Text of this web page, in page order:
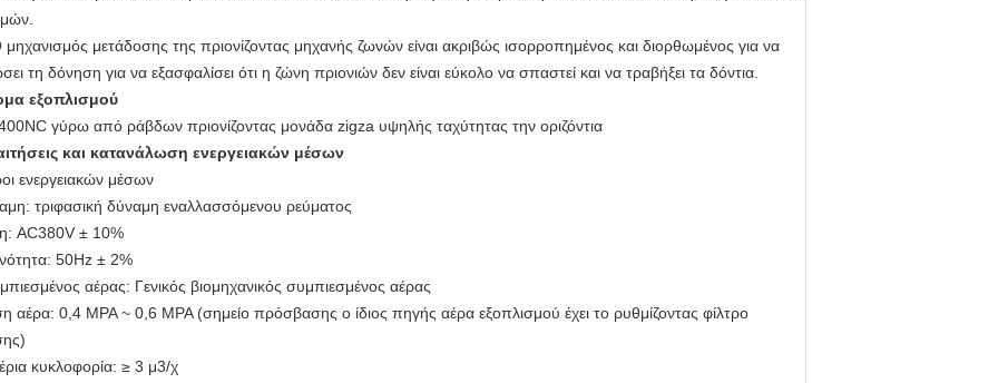
μετάδοσης της πριονίζοντας μηχανής ζωνών είναι ακριβώς ισορροπημένος και διορθωμένος για να
τη δόνηση για να εξασφαλίσει ότι η ζώνη πριονιών δεν είναι εύκολο να σπαστεί και να τραβήξει τα δόντια.
εξοπλισμού
γύρω από ράβδων πριονίζοντας μονάδα zigza υψηλής ταχύτητας την οριζόντια
και κατανάλωση ενεργειακών μέσων
ενεργειακών μέσων
τριφασική δύναμη εναλλασσόμενου ρεύματος
AC380V ± 10%
50Hz ± 2%
αέρας: Γενικός βιομηχανικός συμπιεσμένος αέρας
αέρα: 0,4 MPA ~ 0,6 MPA (σημείο πρόσβασης ο ίδιος πηγής αέρα εξοπλισμού έχει το ρυθμίζοντας φίλτρο
κυκλοφορία: ≥ 3 μ3/χ